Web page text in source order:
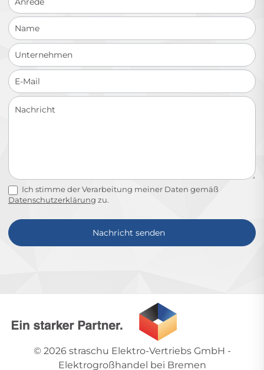
Ich stimme der Verarbeitung meiner Daten gemäß
Datenschutzerklärung zu.
Nachricht senden
© 2026 straschu Elektro-Vertriebs GmbH -
Elektrogroßhandel bei Bremen